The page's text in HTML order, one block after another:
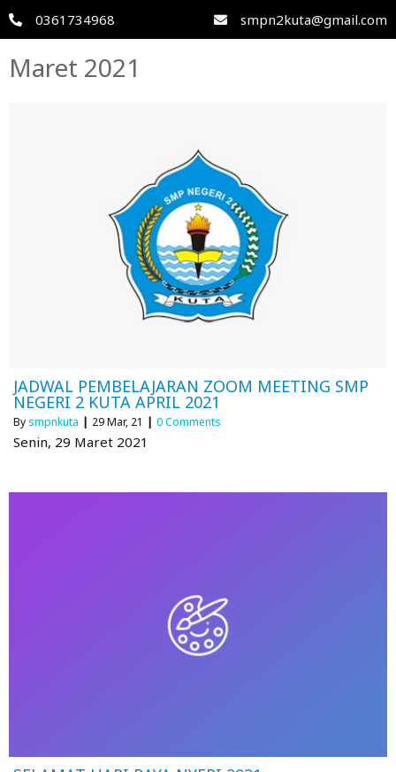
0361734968 smpn2kuta@gmail.com
Maret 2021
JADWAL PEMBELAJARAN ZOOM MEETING SMP
NEGERI 2 KUTA APRIL 2021
By smpnkuta | 29Mar, 21 | 0 Comments
Senin, 29 Maret 2021